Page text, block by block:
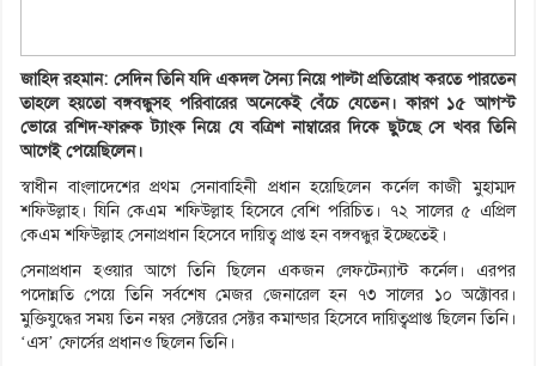
জাহিদ রহমান: সেদিন তিনি যদি একদল সৈন্য নিয়ে পাল্টা প্রতিরোধ করতে পারতেন
তাহলে হয়তো বঙ্গবন্ধুসহ পরিবারের অনেকেই বেঁচে যেতেন। কারণ ১৫ আগস্ট
ভোরে রশিদ-ফারুক ট্যাংক নিয়ে যে বত্রিশ নাম্বারের দিকে ছুটছে সে খবর তিনি
আগেই পেয়েছিলেন।
স্বাধীন বাংলাদেশের প্রথম সেনাবাহিনী প্রধান হয়েছিলেন কর্নেল কাজী মুহাম্মদ
শফিউল্লাহ। যিনি কেএম শফিউল্লাহ হিসেবে বেশি পরিচিত। ৭২ সালের ৫ এপ্রিল
কেএম শফিউল্লাহ সেনাপ্রধান হিসেবে দায়িত্ব প্রাপ্ত হন বঙ্গবন্ধুর ইচ্ছেতেই।
সেনাপ্রধান হওয়ার আগে তিনি ছিলেন একজন লেফটেন্যান্ট কর্নেল। এরপর
পদোন্নতি পেয়ে তিনি সর্বশেষ মেজর জেনারেল হন ৭৩ সালের ১০ অক্টোবর।
মুক্তিযুদ্ধের সময় তিন নম্বর সেক্টরের সেক্টর কমান্ডার হিসেবে দায়িত্বপ্রাপ্ত ছিলেন তিনি।
‘এস’ ফোর্সের প্রধানও ছিলেন তিনি।